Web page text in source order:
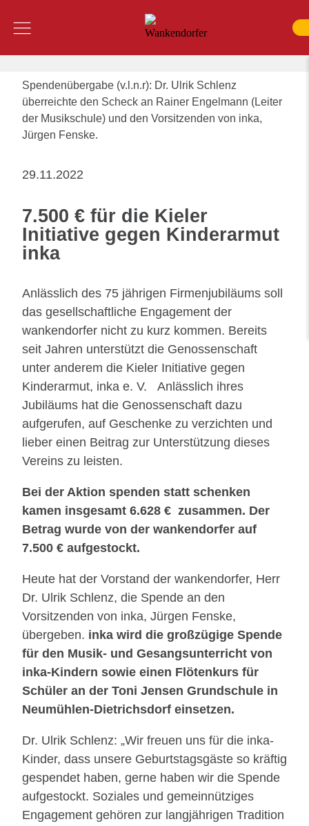
Menü
Spendenübergabe (v.l.n.r): Dr. Ulrik Schlenz
überreichte den Scheck an Rainer Engelmann (Leiter
der Musikschule) und den Vorsitzenden von inka,
Jürgen Fenske.
29.11.2022
7.500 € für die Kieler
Initiative gegen Kinderarmut
inka
Anlässlich des 75 jährigen Firmenjubiläums soll
das gesellschaftliche Engagement der
wankendorfer nicht zu kurz kommen. Bereits
seit Jahren unterstützt die Genossenschaft
unter anderem die Kieler Initiative gegen
Kinderarmut, inka e. V. Anlässlich ihres
Jubiläums hat die Genossenschaft dazu
aufgerufen, auf Geschenke zu verzichten und
lieber einen Beitrag zur Unterstützung dieses
Vereins zu leisten.
Bei der Aktion spenden statt schenken
kamen insgesamt 6.628 € zusammen. Der
Betrag wurde von der wankendorfer auf
7.500 € aufgestockt.
Heute hat der Vorstand der wankendorfer, Herr
Dr. Ulrik Schlenz, die Spende an den
Vorsitzenden von inka, Jürgen Fenske,
übergeben. inka wird die großzügige Spende
für den Musik- und Gesangsunterricht von
inka-Kindern sowie einen Flötenkurs für
Schüler an der Toni Jensen Grundschule in
Neumühlen-Dietrichsdorf einsetzen.
Dr. Ulrik Schlenz: „Wir freuen uns für die inka-
Kinder, dass unsere Geburtstagsgäste so kräftig
gespendet haben, gerne haben wir die Spende
aufgestockt. Soziales und gemeinnütziges
Engagement gehören zur langjährigen Tradition